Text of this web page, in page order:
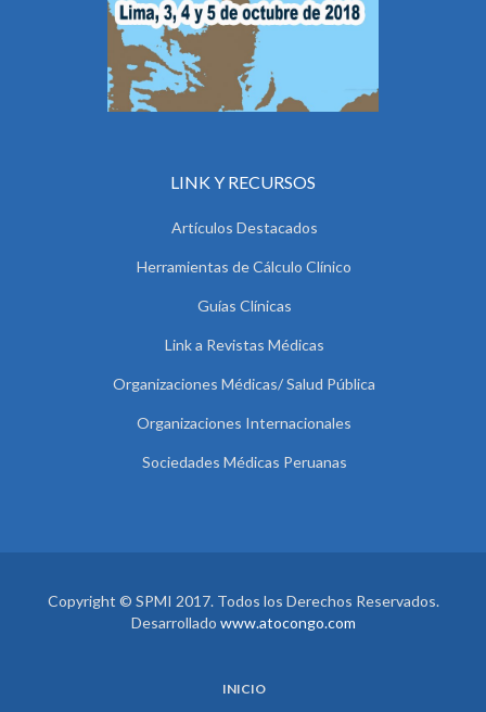
LINK Y RECURSOS
Artículos Destacados
Herramientas de Cálculo Clínico
Guías Clínicas
Link a Revistas Médicas
Organizaciones Médicas/ Salud Pública
Organizaciones Internacionales
Sociedades Médicas Peruanas
Copyright © SPMI 2017. Todos los Derechos Reservados.
Desarrollado www.atocongo.com
INICIO